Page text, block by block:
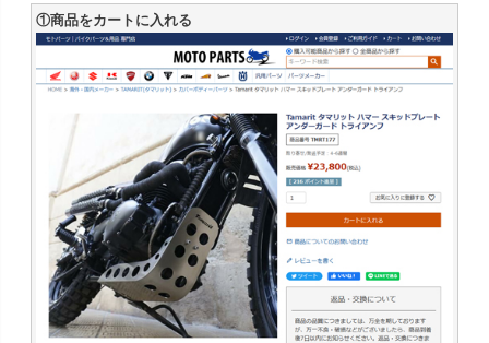
①商品をカートに入れる